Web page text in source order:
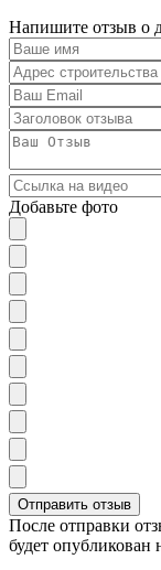
Напишите отзыв о
Добавьте фото
После отправки
будет опубликован